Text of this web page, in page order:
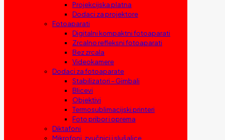
Projekcijska platna
Dodaci za projektore
Fotoaparati
Digitalni kompaktni fotoaparati
Zrcalno refleksni fotoaparati
Bez zrcala
Videokamere
Dodaci za fotoaparate
Stabilizatori – Gimbali
Blicevi
Objektivi
Termosublimacijski printeri
Foto pribor i oprema
Diktafoni
Mikrofoni, zvučnici i slušalice